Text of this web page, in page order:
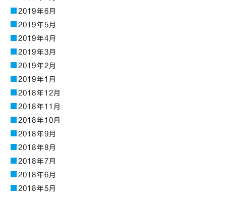
2019年6月
2019年5月
2019年4月
2019年3月
2019年2月
2019年1月
2018年12月
2018年11月
2018年10月
2018年9月
2018年8月
2018年7月
2018年6月
2018年5月